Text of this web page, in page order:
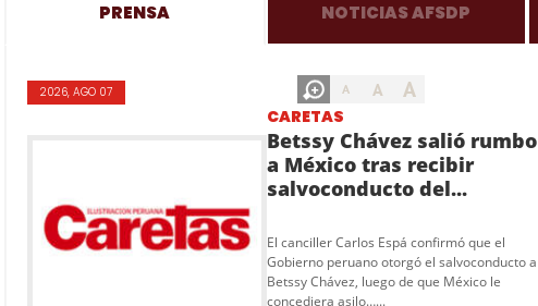
PRENSA NOTICIAS AFSDP
A A A
2026, AGO 07
CARETAS
Betssy Chávez salió rumbo
a México tras recibir
salvoconducto del...
El canciller Carlos Espá confirmó que el
Gobierno peruano otorgó el salvoconducto a
Betssy Chávez, luego de que México le
concediera asilo…...